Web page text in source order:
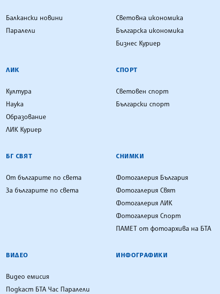
Балкански новини
Паралели
Световна икономика
Българска икономика
Бизнес Куриер
ЛИК
Култура
Наука
Образование
ЛИК Куриер
СПОРТ
Световен спорт
Български спорт
БГ СВЯТ
От българите по света
За българите по света
СНИМКИ
Фотогалерия България
Фотогалерия Свят
Фотогалерия ЛИК
Фотогалерия Спорт
ПАМЕТ от фотоархива на БТА
ВИДЕО
Видео емисия
Подкаст БТА Час Паралели
ИНФОГРАФИКИ